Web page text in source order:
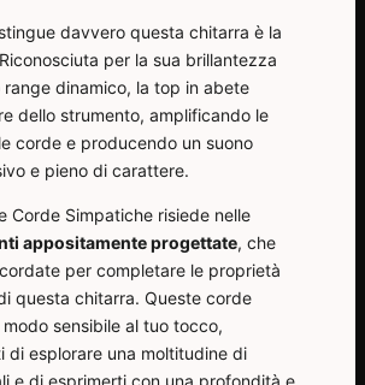
davvero questa chitarra è la
per la sua brillantezza
range dinamico, la top in abete
dello strumento, amplificando le
corde e producendo un suono
e pieno di carattere.
Corde Simpatiche risiede nelle
appositamente progettate, che
per completare le proprietà
questa chitarra. Queste corde
sensibile al tuo tocco,
di esplorare una moltitudine di